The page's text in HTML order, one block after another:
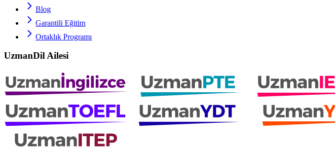
Blog
Garantili Eğitim
Ortaklık Programı
UzmanDil Ailesi